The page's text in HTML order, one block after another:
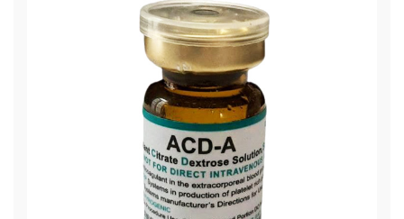
پی آر پی پوست و مو
پی آر پی چشم پزشکی